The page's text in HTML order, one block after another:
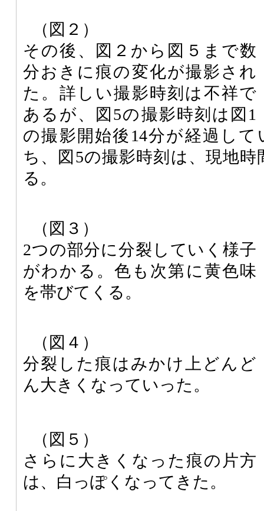
（図２）
その後、図２から図５まで数
分おきに痕の変化が撮影され
た。詳しい撮影時刻は不祥で
あるが、図5の撮影時刻は図1
の撮影開始後14分が経過し
ち、図5の撮影時刻は、現地時
る。
（図３）
2つの部分に分裂していく様子
がわかる。色も次第に黄色味
を帯びてくる。
（図４）
分裂した痕はみかけ上どんど
ん大きくなっていった。
（図５）
さらに大きくなった痕の片方
は、白っぽくなってきた。